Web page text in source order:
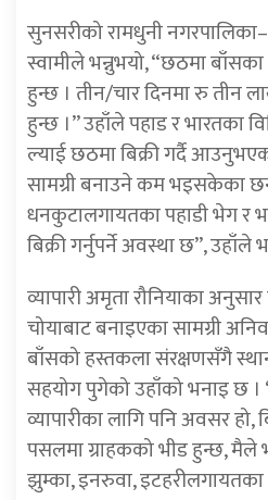
सुनसरीको रामधुनी
स्वामीले भन्नुभयो, “छठमा
हुन्छ । तीन/चार दिनमा रु तीन
हुन्छ ।” उहाँले पहाड र भारतका
ल्याई छठमा बिक्री गर्दै
सामग्री बनाउने कम भइसकेका
धनकुटालगायतका पहाडी भेग र
बिक्री गर्नुपर्ने अवस्था छ”, उहाँले
व्यापारी अमृता रौनियाका
चोयाबाट बनाइएका सामग्री
बाँसको हस्तकला संरक्षणसँगै
सहयोग पुगेको उहाँको भनाइ छ ।
व्यापारीका लागि पनि अवसर
पसलमा ग्राहकको भीड हुन्छ, मैले
झुम्का, इनरुवा, इटहरीलगायतका